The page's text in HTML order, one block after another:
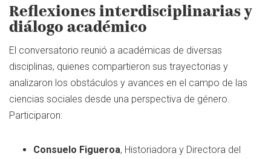
Reflexiones interdisciplinarias y
diálogo académico
El conversatorio reunió a académicas de diversas
disciplinas, quienes compartieron sus trayectorias y
analizaron los obstáculos y avances en el campo de las
ciencias sociales desde una perspectiva de género.
Participaron:
Consuelo Figueroa, Historiadora y Directora del